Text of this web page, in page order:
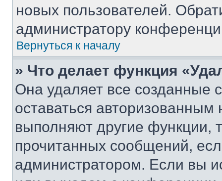
новых пользователей.
администратору
Вернуться к началу
» Что делает функция
Она удаляет все созданные
оставаться
выполняют другие функции,
прочитанных сообщений,
администратором. Если вы